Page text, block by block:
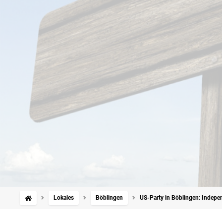
Lokales Böblingen US-Party in Böblingen: